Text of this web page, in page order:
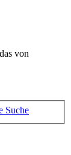
von
Suche